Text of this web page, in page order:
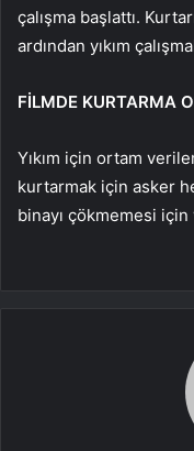
çalışma başlattı.
ardından yıkım
FİLMDE KURTARMA
Yıkım için ortam
kurtarmak için asker
binayı çökmemesi